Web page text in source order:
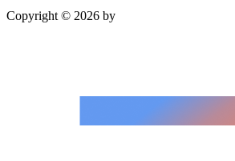
Copyright © 2026 by